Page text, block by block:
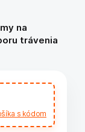
na
trávenia
s kódom